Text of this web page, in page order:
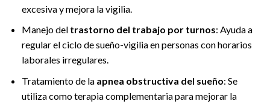
excesiva y mejora la vigilia.
Manejo del trastorno del trabajo por turnos: Ayuda a
regular el ciclo de sueño-vigilia en personas con horarios
laborales irregulares.
Tratamiento de la apnea obstructiva del sueño: Se
utiliza como terapia complementaria para mejorar la